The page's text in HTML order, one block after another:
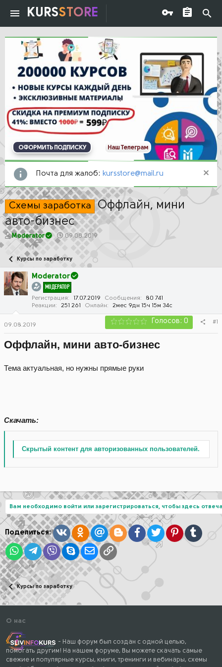
KURSSTORE
ОФОРМИТЬ ПОДПИСКУ Наш Телеграм
Почта для жалоб: kursstore@mail.ru
Схемы заработка Оффлайн, мини
авто-бизнес
А
т
о
р
т
е
Moderator
Д
а
а
ч
а
л
а
09.08.2019
Курсы по заработку
Moderator
МОДЕРАТОР
Регистрация 17.07.2019 Сообщения
80 741
Реакции
251 261 Онлайн 2мес 9дн 15ч 15м 34с
09.08.2019 Голосов: 0 #1
Оффлайн, мини авто-бизнес
Тема актуальная, но нужны прямые руки
Скачать:
Скрытый контент для авторизованных пользователей.
Вам необходимо войти или зарегистрироваться, чтобы здесь
Поделиться: ВконтактеОдноклассники
Mail.ruBloggerFacebook
TwitterPinterestTumblr
WhatsAppTelegram
ViberSkypeЭлектронная почта
Ссылка
Курсы по заработку
О нас
- Наш форум был создан с одной целью,
помогать другим! На нашем форуме, Вы можете скачать самые
свежие и популярные курсы, книги, тренинги и вебинары, схемы